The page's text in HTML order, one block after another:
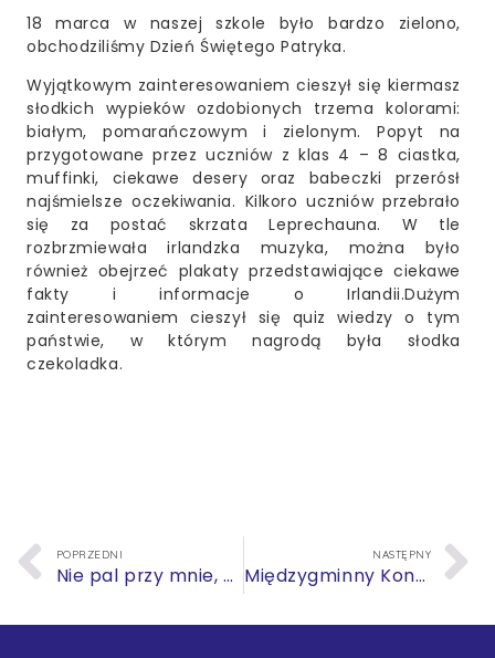
18 marca w naszej szkole było bardzo zielono,
obchodziliśmy Dzień Świętego Patryka.
Wyjątkowym zainteresowaniem cieszył się kiermasz
słodkich wypieków ozdobionych trzema kolorami:
białym, pomarańczowym i zielonym. Popyt na
przygotowane przez uczniów z klas 4 – 8 ciastka,
muffinki, ciekawe desery oraz babeczki przerósł
najśmielsze oczekiwania. Kilkoro uczniów przebrało
się za postać skrzata Leprechauna. W tle
rozbrzmiewała irlandzka muzyka, można było
również obejrzeć plakaty przedstawiające ciekawe
fakty i informacje o Irlandii.Dużym
zainteresowaniem cieszył się quiz wiedzy o tym
państwie, w którym nagrodą była słodka
czekoladka.
POPRZEDNI
Nie pal przy mnie, proszę!
NASTĘPNY
Międzygminny Konkurs Matematyczno-Fizyczny